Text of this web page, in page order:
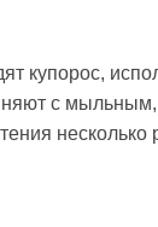
купорос,
с
несколько